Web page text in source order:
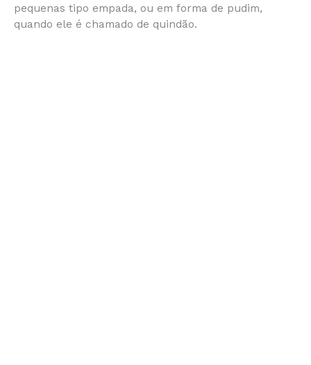
pequenas tipo empada, ou em forma de pudim,
quando ele é chamado de quindão.